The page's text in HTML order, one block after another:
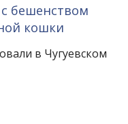
бешенством
кошки
в Чугуевском